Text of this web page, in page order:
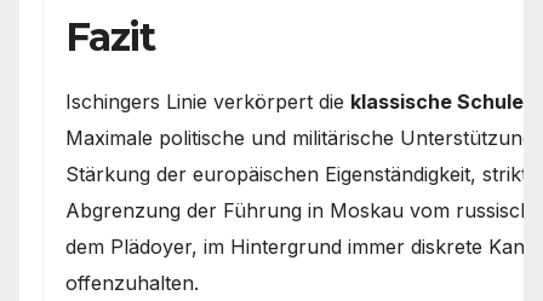
Fazit
Ischingers Linie verkörpert die klassische Schule
Maximale politische und militärische
Stärkung der europäischen Eigenständigkeit,
Abgrenzung der Führung in Moskau vom
dem Plädoyer, im Hintergrund immer diskrete
offenzuhalten.